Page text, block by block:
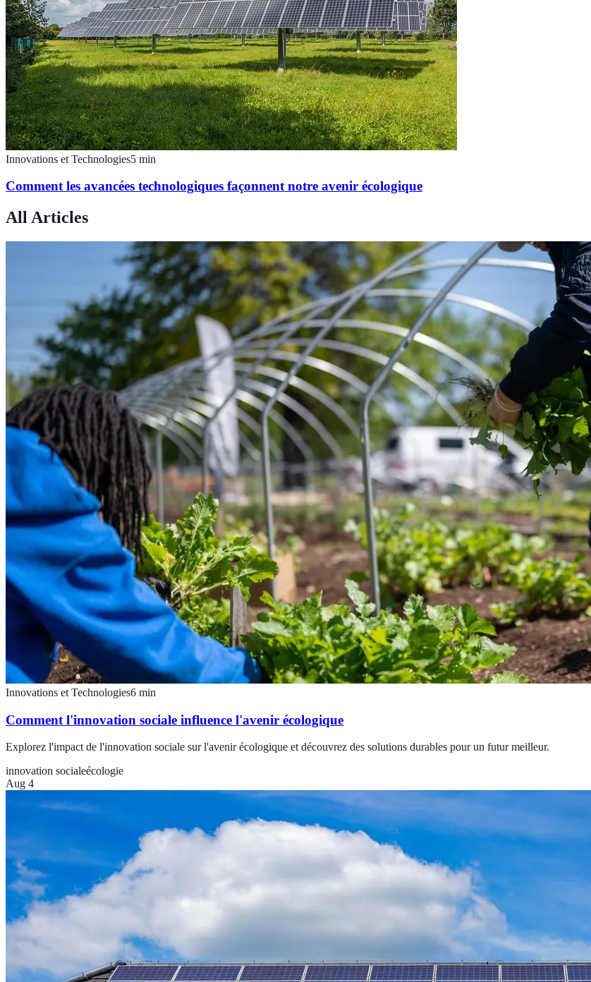
Innovations et Technologies5 min
Comment les avancées technologiques façonnent notre avenir écologique
All Articles
Innovations et Technologies6 min
Comment l'innovation sociale influence l'avenir écologique
Explorez l'impact de l'innovation sociale sur l'avenir écologique et découvrez des solutions durables pour un futur meilleur.
innovation socialeécologie
Aug 4